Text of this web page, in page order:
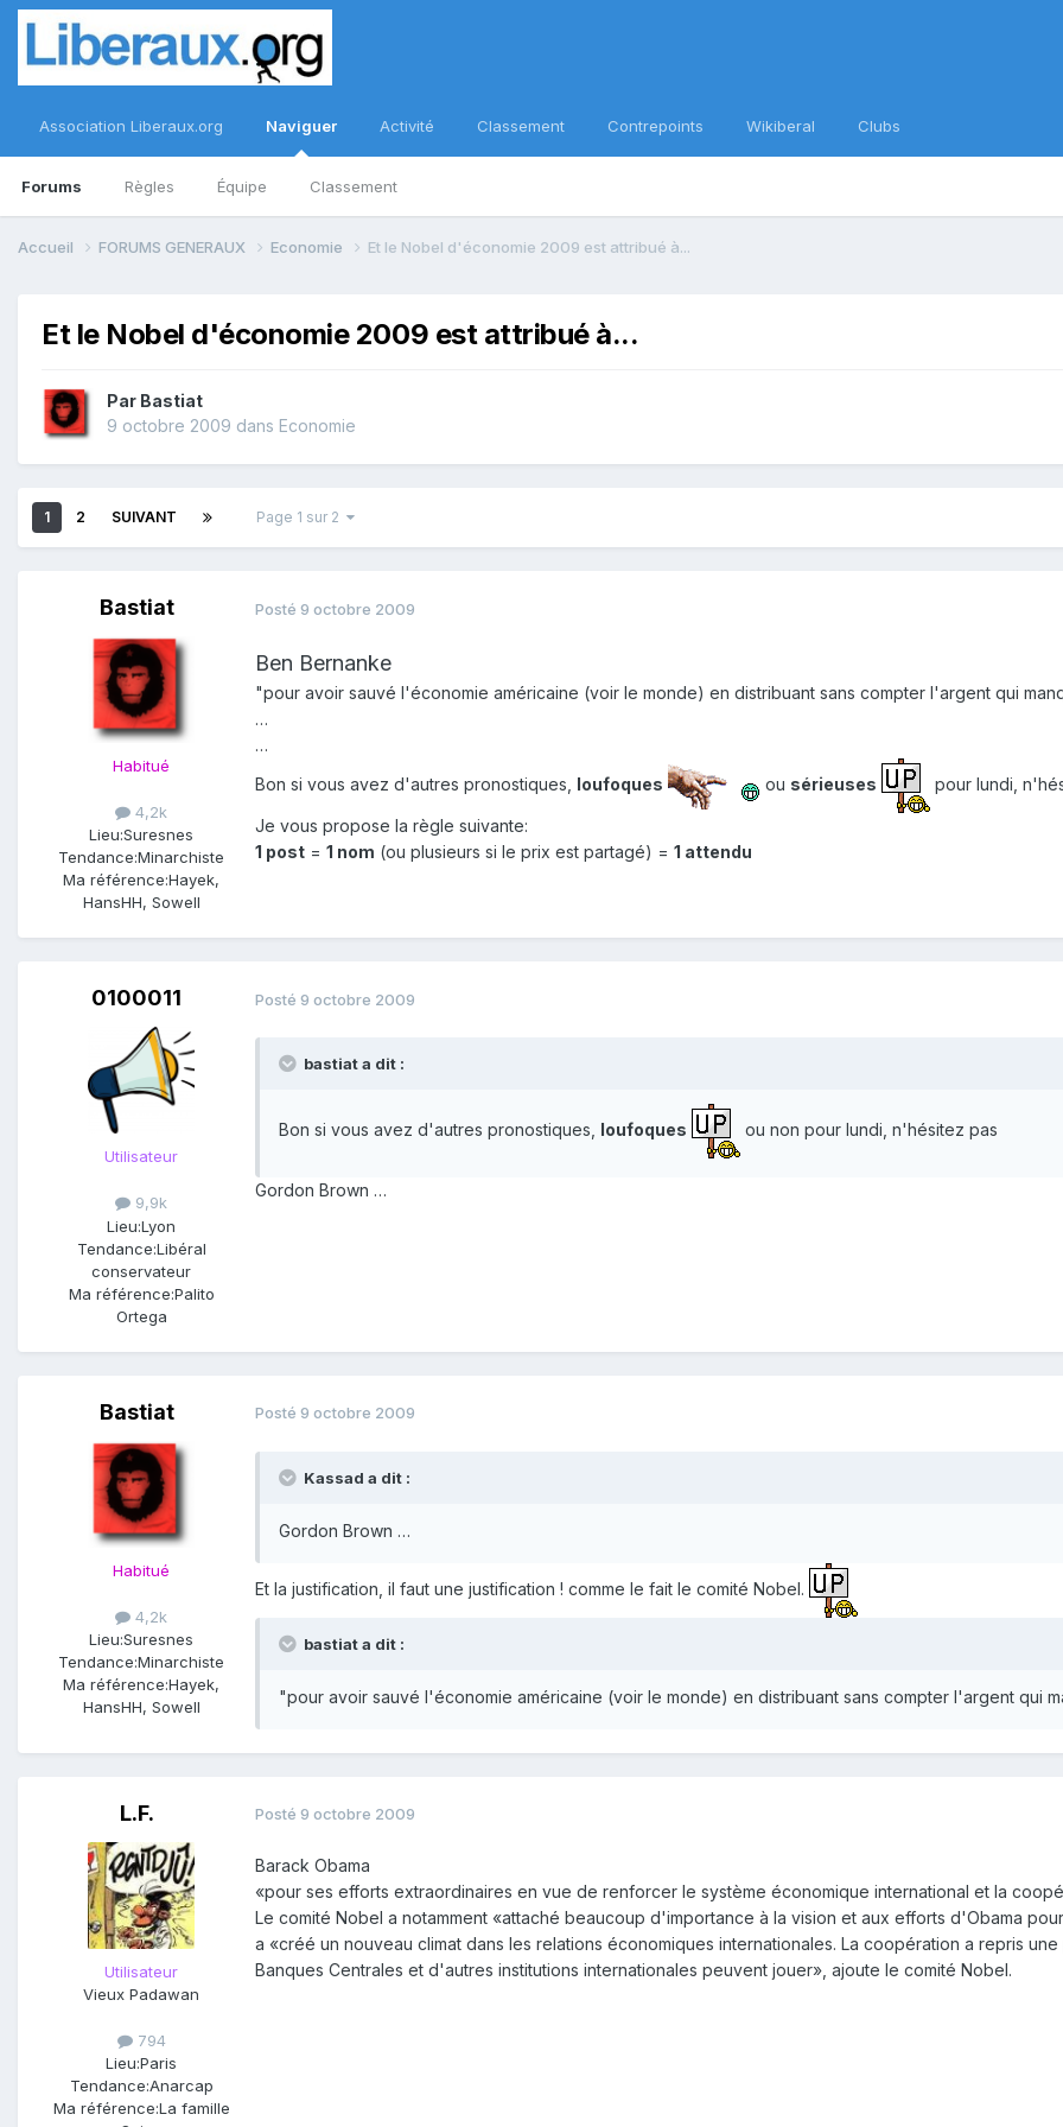
Association Liberaux.org Naviguer
Forums Règles Équipe Classement
Activité Classement Contrepoints Wikiberal Clubs
Accueil FORUMS GENERAUX Economie Et le Nobel d'économie 2009 est attribué à...
Et le Nobel d'économie 2009 est attribué à...
Par Bastiat
9 octobre 2009 dans Economie
1 2 SUIVANT Page 1 sur 2
Bastiat
Habitué
4,2k
Lieu:Suresnes
Tendance:Minarchiste
Ma référence:Hayek,
HansHH, Sowell
Posté 9 octobre 2009
Ben Bernanke
"pour avoir sauvé l'économie américaine (voir le monde) en distribuant sans compter l'argent qui
…
…
Bon si vous avez d'autres pronostiques, loufoques ou sérieuses pour lundi,
Je vous propose la règle suivante:
1 post = 1 nom (ou plusieurs si le prix est partagé) = 1 attendu
0100011
Utilisateur
9,9k
Lieu:Lyon
Tendance:Libéral
conservateur
Ma référence:Palito
Ortega
Posté 9 octobre 2009
bastiat a dit :
Bon si vous avez d'autres pronostiques, loufoques ou non pour lundi, n'hésitez pas
Gordon Brown …
Bastiat
Habitué
4,2k
Lieu:Suresnes
Tendance:Minarchiste
Ma référence:Hayek,
HansHH, Sowell
Posté 9 octobre 2009
Kassad a dit :
Gordon Brown …
Et la justification, il faut une justification ! comme le fait le comité Nobel.
bastiat a dit :
"pour avoir sauvé l'économie américaine (voir le monde) en distribuant sans compter l'argent qui
L.F.
Utilisateur
Vieux Padawan
794
Lieu:Paris
Tendance:Anarcap
Ma référence:La famille
Posté 9 octobre 2009
Barack Obama
«pour ses efforts extraordinaires en vue de renforcer le système économique international et la
Le comité Nobel a notamment «attaché beaucoup d'importance à la vision et aux efforts d'Obama
a «créé un nouveau climat dans les relations économiques internationales. La coopération a repris
Banques Centrales et d'autres institutions internationales peuvent jouer», ajoute le comité Nobel.